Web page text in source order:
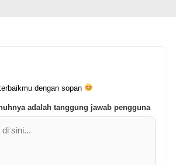
dengan sopan
adalah tanggung jawab pengguna